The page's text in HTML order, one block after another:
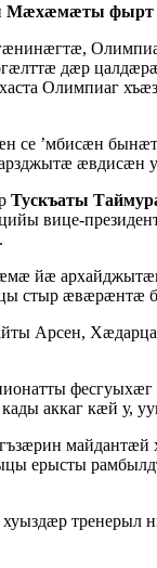
Мæхæмæты фырт
дæр
Олимпиаг
се ’мбисæн
Тускъаты
вице-
йæ
стыр æвæрæнтæ
Арсен,
аккаг кæй у,
ерысты
тренерыл